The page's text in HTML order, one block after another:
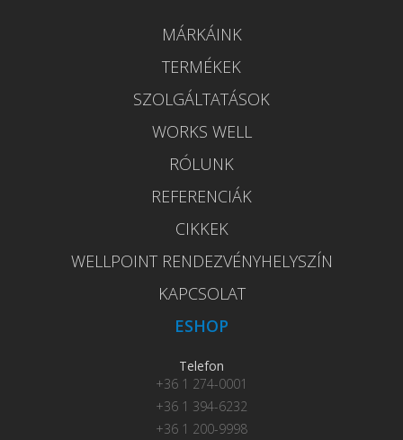
MÁRKÁINK
TERMÉKEK
SZOLGÁLTATÁSOK
WORKS WELL
RÓLUNK
REFERENCIÁK
CIKKEK
WELLPOINT RENDEZVÉNYHELYSZÍN
KAPCSOLAT
ESHOP
Telefon
+36 1 274-0001
+36 1 394-6232
+36 1 200-9998